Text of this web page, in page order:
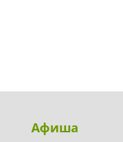
Афиша